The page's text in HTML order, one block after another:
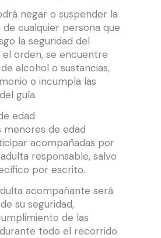
negar o suspender la
cualquier persona que
la seguridad del
orden, se encuentre
alcohol o sustancias,
o incumpla las
guía.
edad
menores de edad
acompañadas por
responsable, salvo
por escrito.
acompañante será
su seguridad,
de las
todo el recorrido.